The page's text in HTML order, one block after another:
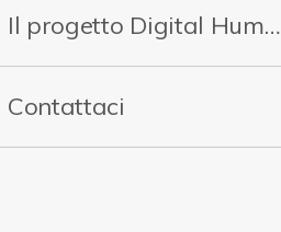
Il progetto Digital Humanities
Contattaci